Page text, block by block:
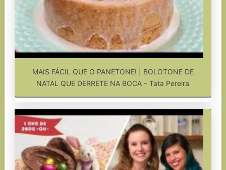
MAIS FÁCIL QUE O PANETONE! | BOLOTONE DE
NATAL QUE DERRETE NA BOCA – Tata Pereira